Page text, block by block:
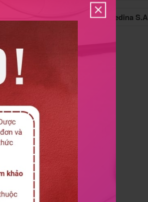
Remedina S.A